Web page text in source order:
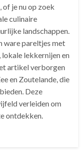
je nu op zoek
culinaire
landschappen.
ware pareltjes met
lokale lekkernijen en
artikel verborgen
en Zoutelande, die
Deze
verleiden om
ontdekken.